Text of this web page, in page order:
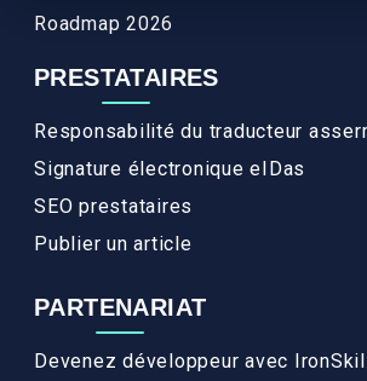
Roadmap 2026
PRESTATAIRES
Responsabilité du traducteur
Signature électronique eIDas
SEO prestataires
Publier un article
PARTENARIAT
Devenez développeur avec